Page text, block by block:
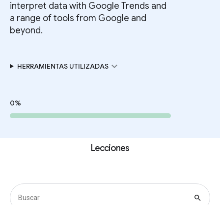
interpret data with Google Trends and
a range of tools from Google and
beyond.
HERRAMIENTAS UTILIZADASexpand_more
0%
Lecciones
search